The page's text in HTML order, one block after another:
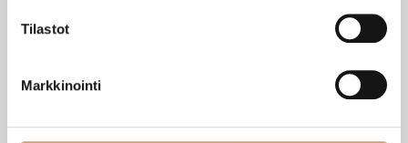
Tilastot
Markkinointi